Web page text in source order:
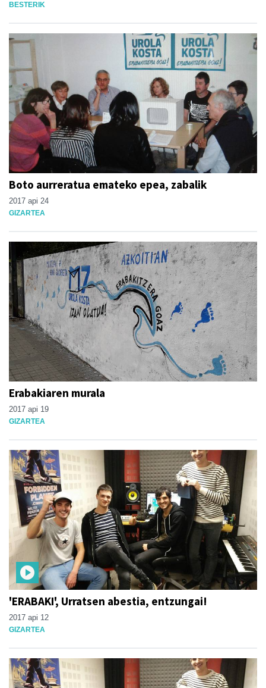
BESTERIK
Boto aurreratua emateko epea, zabalik
2017 api 24
GIZARTEA
Erabakiaren murala
2017 api 19
GIZARTEA
'ERABAKI', Urratsen abestia, entzungai!
2017 api 12
GIZARTEA